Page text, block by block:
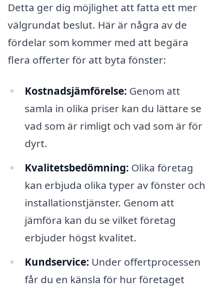
Detta ger dig möjlighet att fatta ett mer
välgrundat beslut. Här är några av de
fördelar som kommer med att begära
flera offerter för att byta fönster:
Kostnadsjämförelse: Genom att
samla in olika priser kan du lättare se
vad som är rimligt och vad som är för
dyrt.
Kvalitetsbedömning: Olika företag
kan erbjuda olika typer av fönster och
installationstjänster. Genom att
jämföra kan du se vilket företag
erbjuder högst kvalitet.
Kundservice: Under offertprocessen
får du en känsla för hur företaget